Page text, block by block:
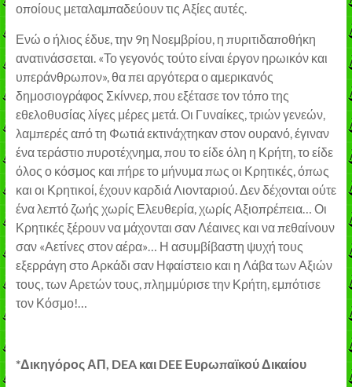
οποίους μεταλαμπαδεύουν τις Αξίες αυτές.
Ενώ ο ήλιος έδυε, την 9η Νοεμβρίου, η πυριτιδαποθήκη
ανατινάσσεται. «Το γεγονός τούτο είναι έργον ηρωικόν και
υπεράνθρωπον», θα πει αργότερα ο αμερικανός
δημοσιογράφος Σκίννερ, που εξέτασε τον τόπο της
εθελοθυσίας λίγες μέρες μετά. Οι Γυναίκες, τριών γενεών,
λαμπερές από τη Φωτιά εκτινάχτηκαν στον ουρανό, έγιναν
ένα τεράστιο πυροτέχνημα, που το είδε όλη η Κρήτη, το είδε
όλος ο κόσμος και πήρε το μήνυμα πως οι Κρητικές, όπως
και οι Κρητικοί, έχουν καρδιά Λιονταριού. Δεν δέχονται ούτε
ένα λεπτό ζωής χωρίς Ελευθερία, χωρίς Αξιοπρέπεια… Οι
Κρητικές ξέρουν να μάχονται σαν Λέαινες και να πεθαίνουν
σαν «Αετίνες στον αέρα»… Η ασυμβίβαστη ψυχή τους
εξερράγη στο Αρκάδι σαν Ηφαίστειο και η Λάβα των Αξιών
τους, των Αρετών τους, πλημμύρισε την Κρήτη, εμπότισε
τον Κόσμο!…
*Δικηγόρος ΑΠ, DEA και DEE Ευρωπαϊκού Δικαίου